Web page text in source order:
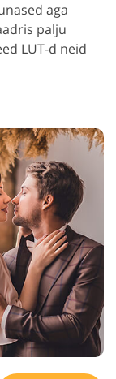
aga
palju
LUT-d neid